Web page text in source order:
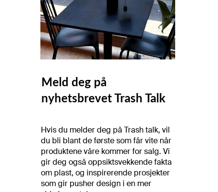
Hvis du melder deg på Trash talk, vil
du bli blant de første som får vite når
produktene våre kommer for salg. Vi
gir deg også oppsiktsvekkende fakta
om plast, og inspirerende prosjekter
som gir pusher design i en mer
Meld deg på
nyhetsbrevet Trash Talk